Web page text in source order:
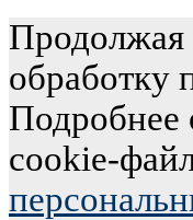
Продолжая
обработку
Подробнее
cookie-